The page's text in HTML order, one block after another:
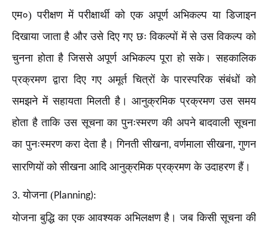
एम०) परीक्षण में परीक्षार्थी को एक अपूर्ण अभिकल्प या डिजाइन
दिखाया जाता है और उसे दिए गए छः विकल्पों में से उस विकल्प को
चुनना होता है जिससे अपूर्ण अभिकल्प पूरा हो सके। सहकालिक
प्रक्रमण द्वारा दिए गए अमूर्त चित्रों के पारस्परिक संबंधों को
समझने में सहायता मिलती है। आनुक्रमिक प्रक्रमण उस समय
होता है ताकि उस सूचना का पुनःस्मरण की अपने बादवाली सूचना
का पुनःस्मरण करा देता है। गिनती सीखना,वर्णमाला सीखना,गुणन
सारणियों को सीखना आदि आनुक्रमिक प्रक्रमण के उदाहरण हैं।
3.योजना (Planning):
योजना बुद्धि का एक आवश्यक अभिलक्षण है। जब किसी सूचना की